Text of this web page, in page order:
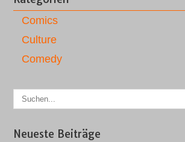
Comics
Culture
Comedy
Neueste Beiträge